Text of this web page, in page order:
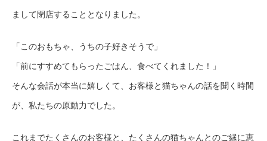
まして閉店することとなりました。
「このおもちゃ、うちの子好きそうで」
「前にすすめてもらったごはん、食べてくれました！」
そんな会話が本当に嬉しくて、お客様と猫ちゃんの話を聞く時間
が、私たちの原動力でした。
これまでたくさんのお客様と、たくさんの猫ちゃんとのご縁に恵